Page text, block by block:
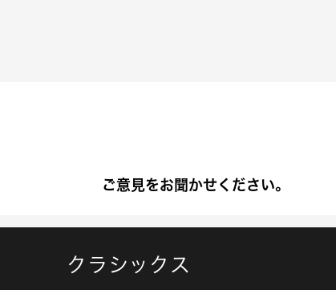
ご意見をお聞かせください。
クラシックス